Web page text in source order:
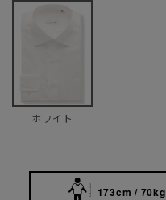
ホワイト
173cm / 70kg